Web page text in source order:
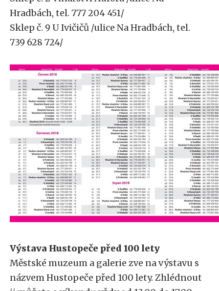
Hradbách, tel. 777 204 451/
Sklep č. 9 U Ivičičů /ulice Na Hradbách, tel.
739 628 724/
Výstava Hustopeče před 100 lety
Městské muzeum a galerie zve na výstavu s
názvem Hustopeče před 100 lety. Zhlédnout